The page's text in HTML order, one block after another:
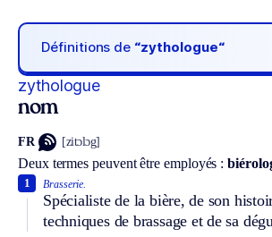
Définitions de “zythologue“
zythologue
nom
FR [zitɔlɔg]
Deux termes peuvent être employés :
Brasserie.
Spécialiste de la bière, de son
techniques de brassage et de sa
1